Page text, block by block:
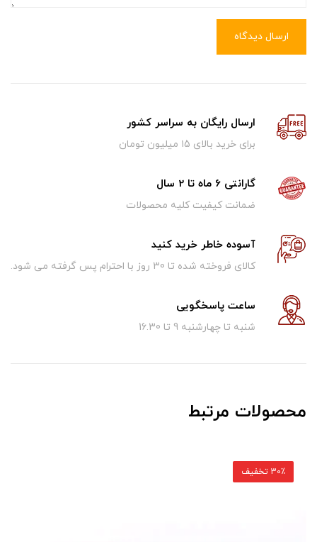
ارسال دیدگاه
ارسال رایگان به سراسر کشور
برای خرید بالای ۱5 میلیون تومان
گارانتی 6 ماه تا 2 سال
ضمانت کیفیت کلیه محصولات
آسوده خاطر خرید کنید
کالای فروخته شده تا 30 روز با احترام پس گرفته می شود.
ساعت پاسخگویی
شنبه تا چهارشنبه 9 تا 16.30
محصولات مرتبط
30٪ تخفیف